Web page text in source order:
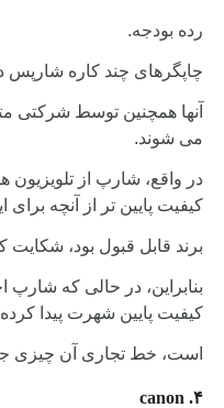
رده بودجه.
چاپگرهای چند کاره شارپس
آنها همچنین توسط شرکتی
می شوند.
در واقع، شارپ از تلویزیون
کیفیت پایین تر از آنچه برای
برند قابل قبول بود، شکایت
بنابراین، در حالی که شارپ
کیفیت پایین شهرت پیدا کرده
است، خط تجاری آن چیزی
۴. canon